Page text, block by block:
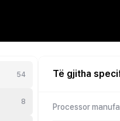
54
8
Të gjitha
Processor